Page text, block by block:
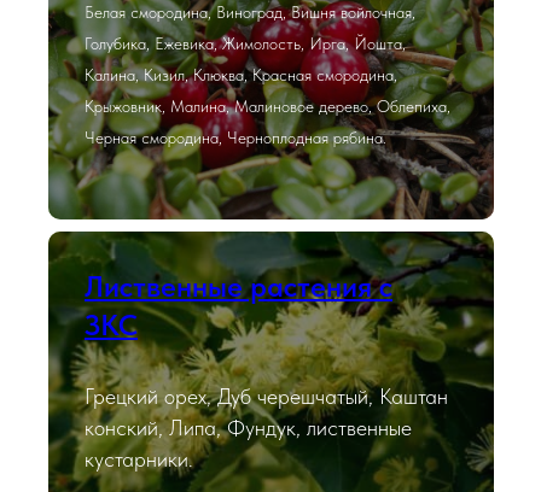
Белая смородина, Виноград, Вишня войлочная,
Голубика, Ежевика, Жимолость, Ирга, Йошта,
Калина, Кизил, Клюква, Красная смородина,
Крыжовник, Малина, Малиновое дерево, Облепиха,
Черная смородина, Черноплодная рябина.
Лиственные растения с
ЗКС
Грецкий орех, Дуб черешчатый, Каштан
конский, Липа, Фундук, лиственные
кустарники.